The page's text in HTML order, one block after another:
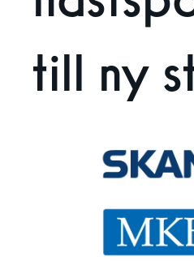
till ny